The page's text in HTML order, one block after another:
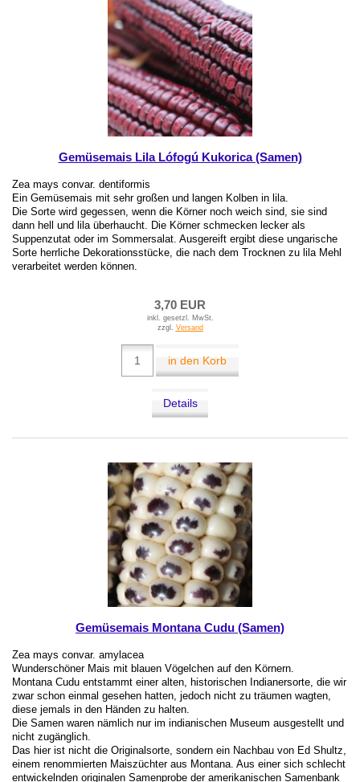
Gemüsemais Lila Lófogú Kukorica (Samen)
Zea mays convar. dentiformis
Ein Gemüsemais mit sehr großen und langen Kolben in lila.
Die Sorte wird gegessen, wenn die Körner noch weich sind, sie sind
dann hell und lila überhaucht. Die Körner schmecken lecker als
Suppenzutat oder im Sommersalat. Ausgereift ergibt diese ungarische
Sorte herrliche Dekorationsstücke, die nach dem Trocknen zu lila Mehl
verarbeitet werden können.
3,70 EUR
inkl. gesetzl. MwSt.
zzgl. Versand
in den Korb
Details
Gemüsemais Montana Cudu (Samen)
Zea mays convar. amylacea
Wunderschöner Mais mit blauen Vögelchen auf den Körnern.
Montana Cudu entstammt einer alten, historischen Indianersorte, die wir
zwar schon einmal gesehen hatten, jedoch nicht zu träumen wagten,
diese jemals in den Händen zu halten.
Die Samen waren nämlich nur im indianischen Museum ausgestellt und
nicht zugänglich.
Das hier ist nicht die Originalsorte, sondern ein Nachbau von Ed Shultz,
einem renommierten Maiszüchter aus Montana. Aus einer sich schlecht
entwickelnden originalen Samenprobe der amerikanischen Samenbank